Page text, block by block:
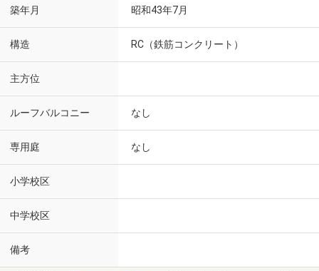
築年月 昭和43年7月
構造 RC（鉄筋コンクリート）
主方位
ルーフバルコニー なし
専用庭 なし
小学校区
中学校区
備考